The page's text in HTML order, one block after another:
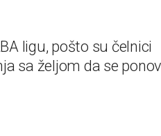
ligu, pošto su čelnici
sa željom da se